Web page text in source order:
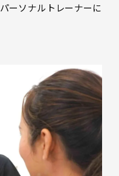
ーソナルトレーナーに